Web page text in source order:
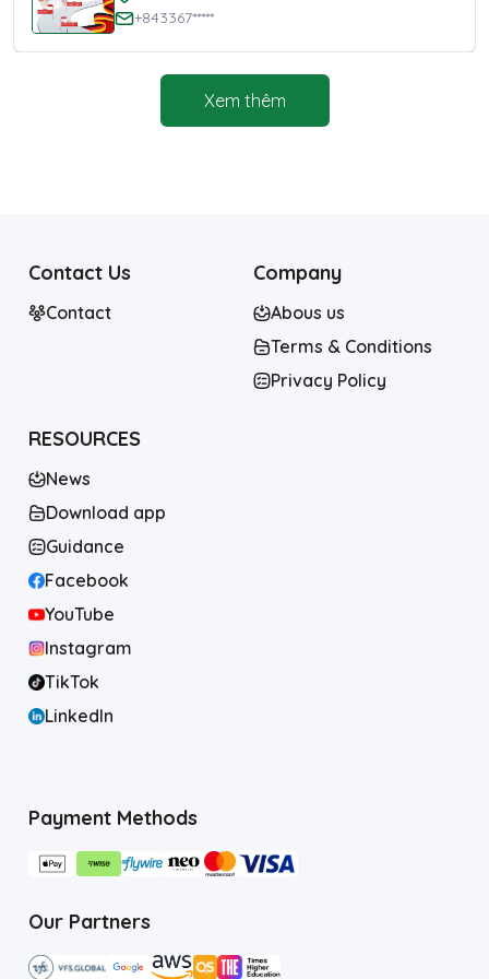
+843367*****
Xem thêm
Contact Us
Contact
Company
Abous us
Terms & Conditions
Privacy Policy
RESOURCES
News
Download app
Guidance
Facebook
YouTube
Instagram
TikTok
LinkedIn
Payment Methods
Our Partners